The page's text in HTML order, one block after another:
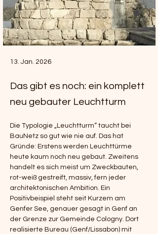
13. Jan. 2026
Das gibt es noch: ein komplett
neu gebauter Leuchtturm
Die Typologie „Leuchtturm“ taucht bei
BauNetz so gut wie nie auf. Das hat
Gründe: Erstens werden Leuchttürme
heute kaum noch neu gebaut. Zweitens
handelt es sich meist um Zweckbauten,
rot-weiß gestreift, massiv, fern jeder
architektonischen Ambition. Ein
Positivbeispiel steht seit Kurzem am
Genfer See, genauer gesagt in Genf an
der Grenze zur Gemeinde Cologny. Dort
realisierte Bureau (Genf/Lissabon) mit